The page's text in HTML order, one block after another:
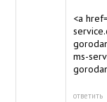
<a
ms-
ответить